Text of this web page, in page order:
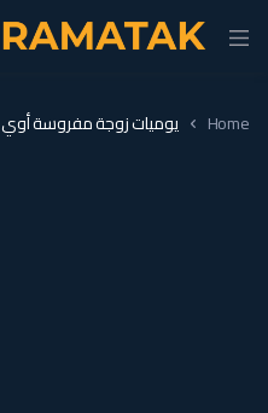
Home يوميات زوجة مفروسة أوي